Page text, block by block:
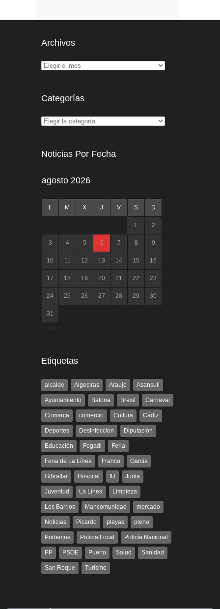
Archivos
Categorías
Noticias Por Fecha
agosto 2026
L M X J V S D
1 2
3 4 5 6 7 8 9
10 11 12 13 14 15 16
17 18 19 20 21 22 23
24 25 26 27 28 29 30
31
Etiquetas
alcalde Algeciras Araujo Asansull
Ayuntamiento Balona Brexit Carnaval
Comarca comercio Cultura Cádiz
Deportes Desinfeccion Diputación
Educación Fegadi Feria
Feria de La Línea Franco Garcia
Gibraltar Hospital IU Junta
Juventud La Línea Limpieza
Los Barrios Mancomunidad mercado
Noticias Picardo playas pleno
Podemos Policia Local Policía Nacional
PP PSOE Puerto Salud Sanidad
San Roque Turismo